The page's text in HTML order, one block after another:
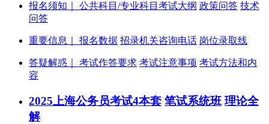
报名须知｜ 公共科目/专业科目考试大纲 政策问答 技术
问答
重要信息｜ 报名数据 招录机关咨询电话 岗位录取线
答疑解惑 考试作答要求 考试注意事项 考试方法和内
容
2025上海公务员考试4本套 笔试系统班 理论全
解